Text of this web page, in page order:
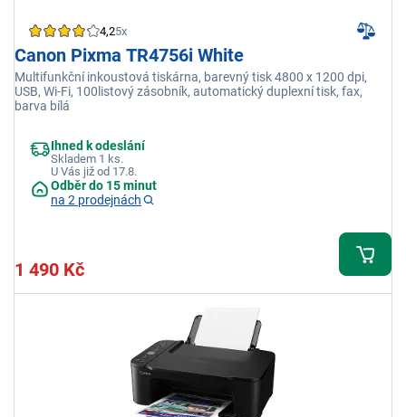
4,25x
Canon Pixma TR4756i White
Multifunkční inkoustová tiskárna, barevný tisk 4800 x 1200 dpi,
USB, Wi-Fi, 100listový zásobník, automatický duplexní tisk, fax,
barva bílá
Ihned k odeslání
Skladem 1 ks.
U Vás již od 17.8.
Odběr do 15 minut
na 2 prodejnách
1 490 Kč